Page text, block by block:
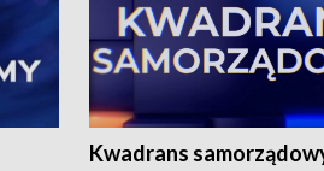
Kwadrans